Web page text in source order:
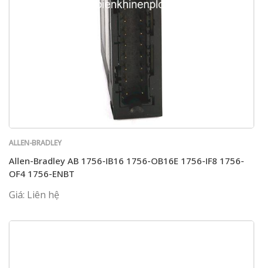
ALLEN-BRADLEY
Allen-Bradley AB 1756-IB16 1756-OB16E 1756-IF8 1756-
OF4 1756-ENBT
Giá: Liên hệ